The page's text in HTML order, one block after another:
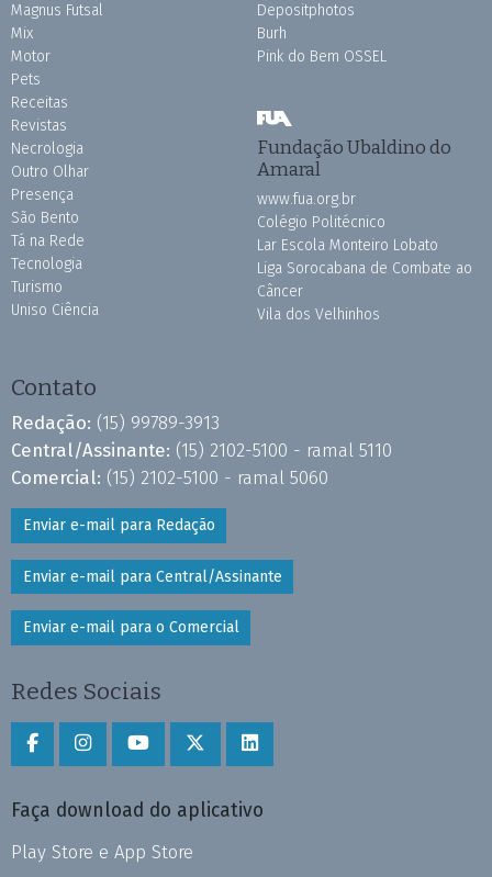
Magnus Futsal
Mix
Motor
Pets
Receitas
Revistas
Necrologia
Outro Olhar
Presença
São Bento
Tá na Rede
Tecnologia
Turismo
Uniso Ciência
Depositphotos
Burh
Pink do Bem OSSEL
Fundação Ubaldino do
Amaral
www.fua.org.br
Colégio Politécnico
Lar Escola Monteiro Lobato
Liga Sorocabana de Combate ao
Câncer
Vila dos Velhinhos
Contato
Redação: (15) 99789-3913
Central/Assinante: (15) 2102-5100 - ramal 5110
Comercial: (15) 2102-5100 - ramal 5060
Enviar e-mail para Redação
Enviar e-mail para Central/Assinante
Enviar e-mail para o Comercial
Redes Sociais
Faça download do aplicativo
Play Store e App Store